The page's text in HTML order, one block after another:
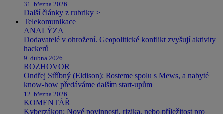
31. března 2026
Další články z rubriky >
Telekomunikace
ANALÝZA
Dodavatelé v ohrožení. Geopolitické konflikt zvyšují aktivity
hackerů
9. dubna 2026
ROZHOVOR
Ondřej Stříbný (Eldison): Rosteme spolu s Mews, a nabyté
know-how předáváme dalším start-upům
12. března 2026
KOMENTÁŘ
Kyberzákon: Nové povinnosti, rizika, nebo příležitost pro